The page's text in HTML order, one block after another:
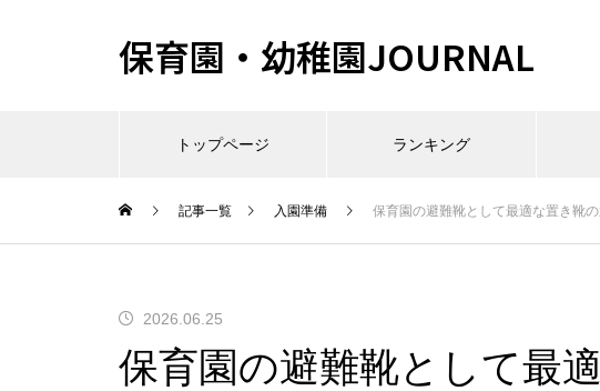
保育園・幼稚園JOURNAL
トップページ ランキング
記事一覧 入園準備 保育園の避難靴として最適な置き靴
2026.06.25
保育園の避難靴として最